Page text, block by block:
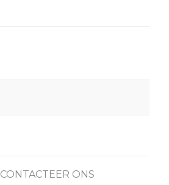
CONTACTEER ONS